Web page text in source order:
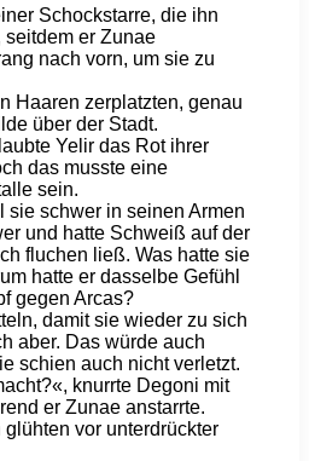
Schockstarre, die ihn
er Zunae
nach vorn, um sie zu
Haaren zerplatzten, genau
über der Stadt.
Yelir das Rot ihrer
das musste eine
sein.
sie schwer in seinen Armen
und hatte Schweiß auf der
fluchen ließ. Was hatte sie
hatte er dasselbe Gefühl
gegen Arcas?
damit sie wieder zu sich
aber. Das würde auch
schien auch nicht verletzt.
knurrte Degoni mit
er Zunae anstarrte.
vor unterdrückter